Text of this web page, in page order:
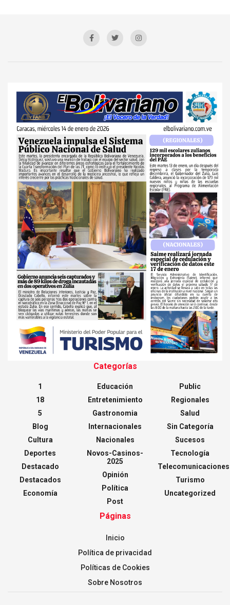
Categorías
1
18
5
Blog
Cultura
Deportes
Destacado
Destacados
Economía
Educación
Entretenimiento
Gastronomia
Internacionales
Nacionales
Novos-Casinos-
2025
Opinión
Política
Post
Public
Regionales
Salud
Sin Categoría
Sucesos
Tecnología
Telecomunicaciones
Turismo
Uncategorized
Páginas
Inicio
Política de privacidad
Políticas de Cookies
Sobre Nosotros